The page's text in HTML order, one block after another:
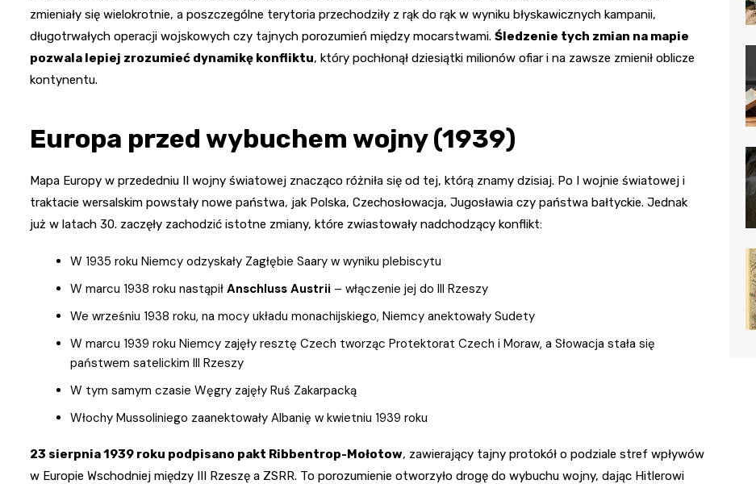
zmieniały się wielokrotnie, a poszczególne terytoria przechodziły z rąk do rąk w wyniku błyskawicznych kampanii,
długotrwałych operacji wojskowych czy tajnych porozumień między mocarstwami. Śledzenie tych zmian na mapie
pozwala lepiej zrozumieć dynamikę konfliktu, który pochłonął dziesiątki milionów ofiar i na zawsze zmienił oblicze
kontynentu.
Europa przed wybuchem wojny (1939)
Mapa Europy w przededniu II wojny światowej znacząco różniła się od tej, którą znamy dzisiaj. Po I wojnie światowej i
traktacie wersalskim powstały nowe państwa, jak Polska, Czechosłowacja, Jugosławia czy państwa bałtyckie. Jednak
już w latach 30. zaczęły zachodzić istotne zmiany, które zwiastowały nadchodzący konflikt:
W 1935 roku Niemcy odzyskały Zagłębie Saary w wyniku plebiscytu
W marcu 1938 roku nastąpił Anschluss Austrii – włączenie jej do III Rzeszy
We wrześniu 1938 roku, na mocy układu monachijskiego, Niemcy anektowały Sudety
W marcu 1939 roku Niemcy zajęły resztę Czech tworząc Protektorat Czech i Moraw, a Słowacja stała się
państwem satelickim III Rzeszy
W tym samym czasie Węgry zajęły Ruś Zakarpacką
Włochy Mussoliniego zaanektowały Albanię w kwietniu 1939 roku
23 sierpnia 1939 roku podpisano pakt Ribbentrop-Mołotow, zawierający tajny protokół o podziale stref wpływów
w Europie Wschodniej między III Rzeszę a ZSRR. To porozumienie otworzyło drogę do wybuchu wojny, dając Hitlerowi